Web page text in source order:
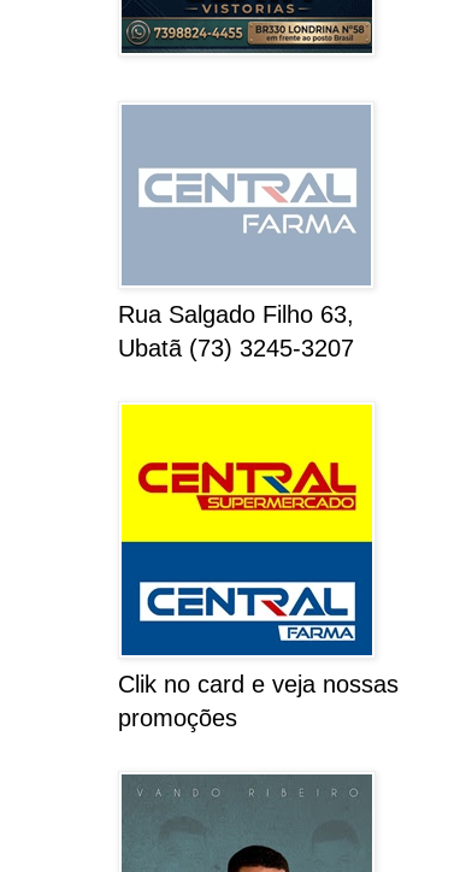
Rua Salgado Filho 63,
Ubatã (73) 3245-3207
Clik no card e veja nossas
promoções